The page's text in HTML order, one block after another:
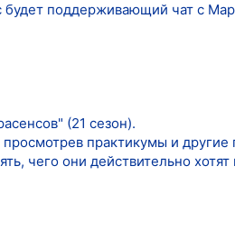
будет поддерживающий чат с
(21 сезон).
практикумы и
чего они действительно